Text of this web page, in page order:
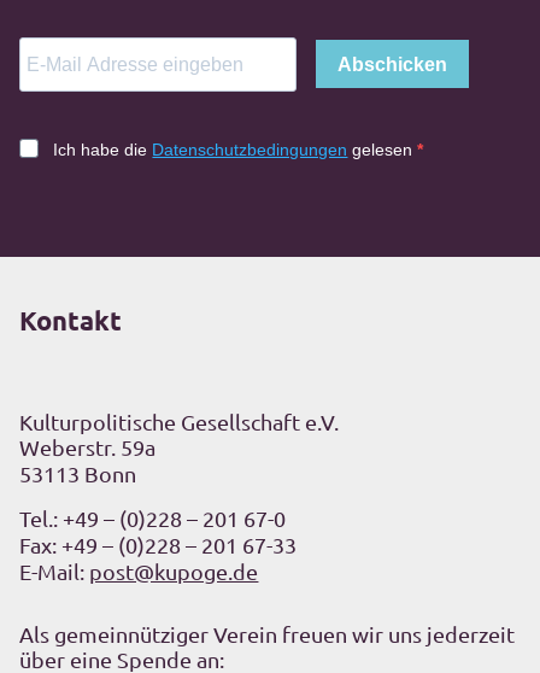
Abschicken
Ich habe die Datenschutzbedingungen gelesen
Kontakt
Kulturpolitische Gesellschaft e.V.
Weberstr. 59a
53113 Bonn
Tel.: +49 – (0)228 – 201 67-0
Fax: +49 – (0)228 – 201 67-33
E-Mail: post@kupoge.de
Als gemeinnütziger Verein freuen wir uns jederzeit
über eine Spende an: